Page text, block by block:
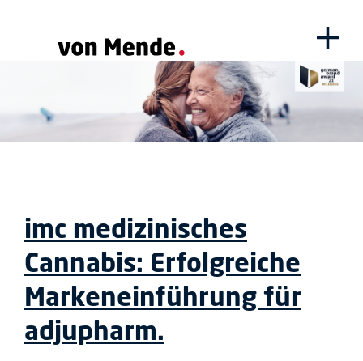
imc medizinisches
Cannabis: Erfolgreiche
Markeneinführung für
adjupharm.